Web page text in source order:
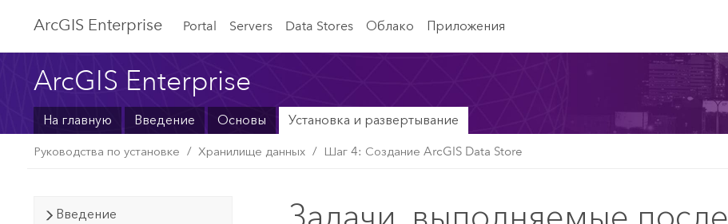
ArcGIS Enterprise Portal Servers Data Stores Облако Приложения
ArcGIS Enterprise
На главную Введение Основы Установка и развертывание
Руководства по установке Хранилище данных Шаг 4: Создание ArcGIS Data Store
Введение